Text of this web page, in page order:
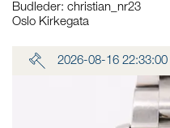
Budleder: christian_nr23
Oslo Kirkegata
2026-08-16 22:33:00